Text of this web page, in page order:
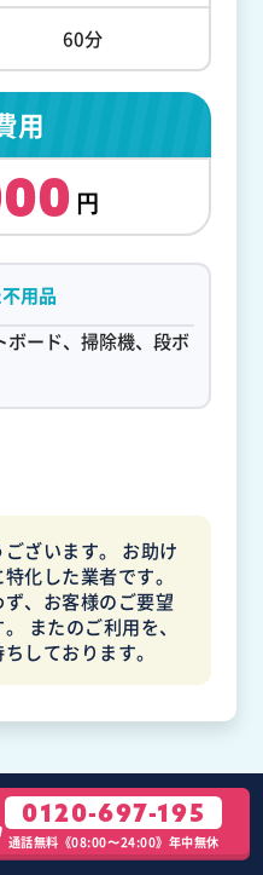
60分
用
用品
ボード、掃除機、段ボ
ざいます。 お助け
化した業者です。
、お客様のご要望
またのご利用を、
しております。
沢市
不用品回収 1DK
0120-697-195
通話無料《08:00〜24:00》年中無休